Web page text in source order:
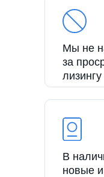
Мы не
за
лизингу
В
новые